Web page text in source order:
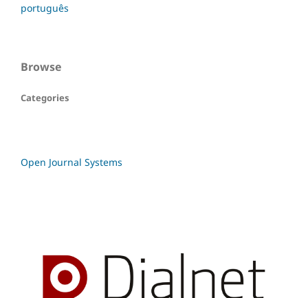
português
Browse
Categories
Open Journal Systems